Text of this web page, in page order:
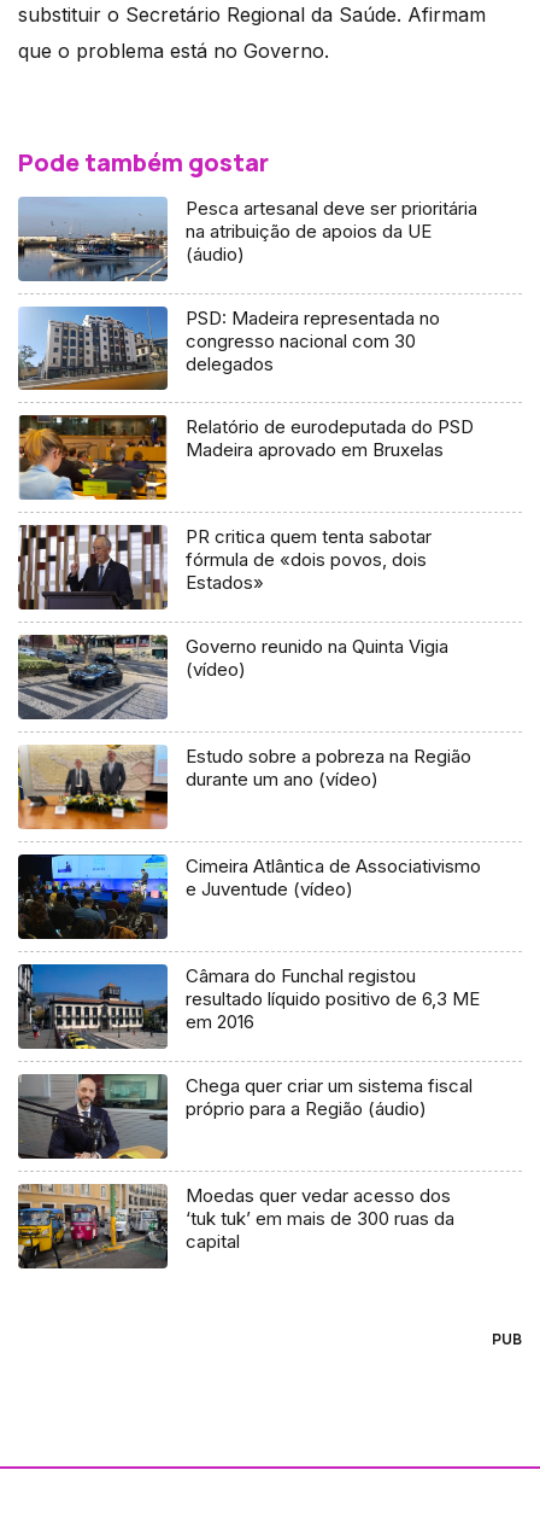
substituir o Secretário Regional da Saúde. Afirmam
que o problema está no Governo.
Pode também gostar
Pesca artesanal deve ser prioritária
na atribuição de apoios da UE
(áudio)
PSD: Madeira representada no
congresso nacional com 30
delegados
Relatório de eurodeputada do PSD
Madeira aprovado em Bruxelas
PR critica quem tenta sabotar
fórmula de «dois povos, dois
Estados»
Governo reunido na Quinta Vigia
(vídeo)
Estudo sobre a pobreza na Região
durante um ano (vídeo)
Cimeira Atlântica de Associativismo
e Juventude (vídeo)
Câmara do Funchal registou
resultado líquido positivo de 6,3 ME
em 2016
Chega quer criar um sistema fiscal
próprio para a Região (áudio)
Moedas quer vedar acesso dos
‘tuk tuk’ em mais de 300 ruas da
capital
PUB